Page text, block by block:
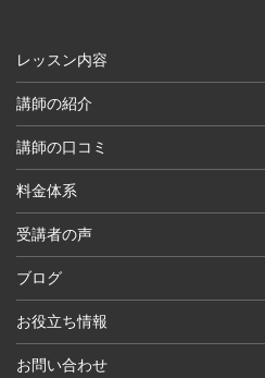
レッスン内容
講師の紹介
講師の口コミ
料金体系
受講者の声
ブログ
お役立ち情報
お問い合わせ